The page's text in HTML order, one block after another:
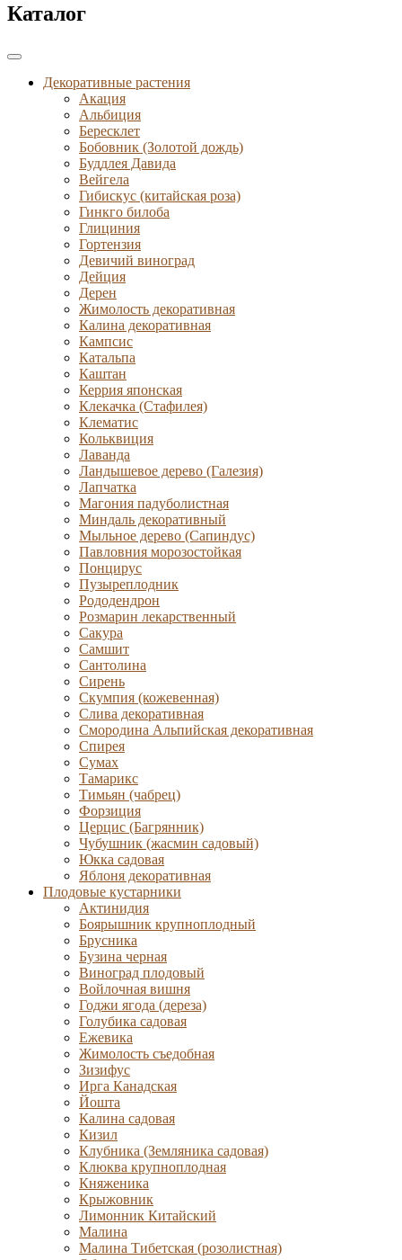
Каталог
Декоративные растения
Акация
Альбиция
Бересклет
Бобовник (Золотой дождь)
Буддлея Давида
Вейгела
Гибискус (китайская роза)
Гинкго билоба
Глициния
Гортензия
Девичий виноград
Дейция
Дерен
Жимолость декоративная
Калина декоративная
Кампсис
Катальпа
Каштан
Керрия японская
Клекачка (Стафилея)
Клематис
Кольквиция
Лаванда
Ландышевое дерево (Галезия)
Лапчатка
Магония падуболистная
Миндаль декоративный
Мыльное дерево (Сапиндус)
Павловния морозостойкая
Понцирус
Пузыреплодник
Рододендрон
Розмарин лекарственный
Сакура
Самшит
Сантолина
Сирень
Скумпия (кожевенная)
Слива декоративная
Смородина Альпийская декоративная
Спирея
Сумах
Тамарикс
Тимьян (чабрец)
Форзиция
Церцис (Багрянник)
Чубушник (жасмин садовый)
Юкка садовая
Яблоня декоративная
Плодовые кустарники
Актинидия
Боярышник крупноплодный
Брусника
Бузина черная
Виноград плодовый
Войлочная вишня
Годжи ягода (дереза)
Голубика садовая
Ежевика
Жимолость съедобная
Зизифус
Ирга Канадская
Йошта
Калина садовая
Кизил
Клубника (Земляника садовая)
Клюква крупноплодная
Княженика
Крыжовник
Лимонник Китайский
Малина
Малина Тибетская (розолистная)